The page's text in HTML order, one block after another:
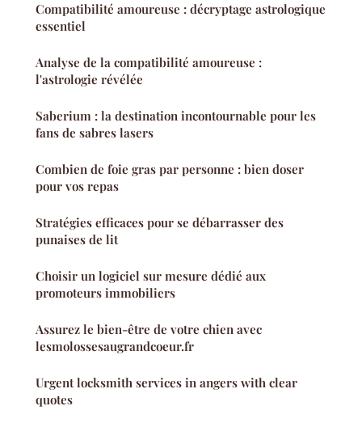
Compatibilité amoureuse : décryptage astrologique
essentiel
Analyse de la compatibilité amoureuse :
l'astrologie révélée
Saberium : la destination incontournable pour les
fans de sabres lasers
Combien de foie gras par personne : bien doser
pour vos repas
Stratégies efficaces pour se débarrasser des
punaises de lit
Choisir un logiciel sur mesure dédié aux
promoteurs immobiliers
Assurez le bien-être de votre chien avec
lesmolossesaugrandcoeur.fr
Urgent locksmith services in angers with clear
quotes